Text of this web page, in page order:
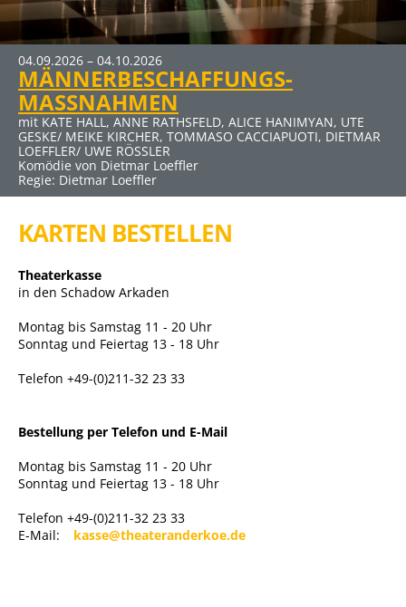
04.09.2026 – 04.10.2026
MÄNNERBESCHAFFUNGS-
MASSNAHMEN
mit KATE HALL, ANNE RATHSFELD, ALICE HANIMYAN, UTE
GESKE/ MEIKE KIRCHER, TOMMASO CACCIAPUOTI, DIETMAR
LOEFFLER/ UWE RÖSSLER
Komödie von Dietmar Loeffler
Regie: Dietmar Loeffler
KARTEN BESTELLEN
Theaterkasse
in den Schadow Arkaden
Montag bis Samstag 11 - 20 Uhr
Sonntag und Feiertag 13 - 18 Uhr
Telefon +49-(0)211-32 23 33
Bestellung per Telefon und E-Mail
Montag bis Samstag 11 - 20 Uhr
Sonntag und Feiertag 13 - 18 Uhr
Telefon +49-(0)211-32 23 33
E-Mail:
kasse@theateranderkoe.de